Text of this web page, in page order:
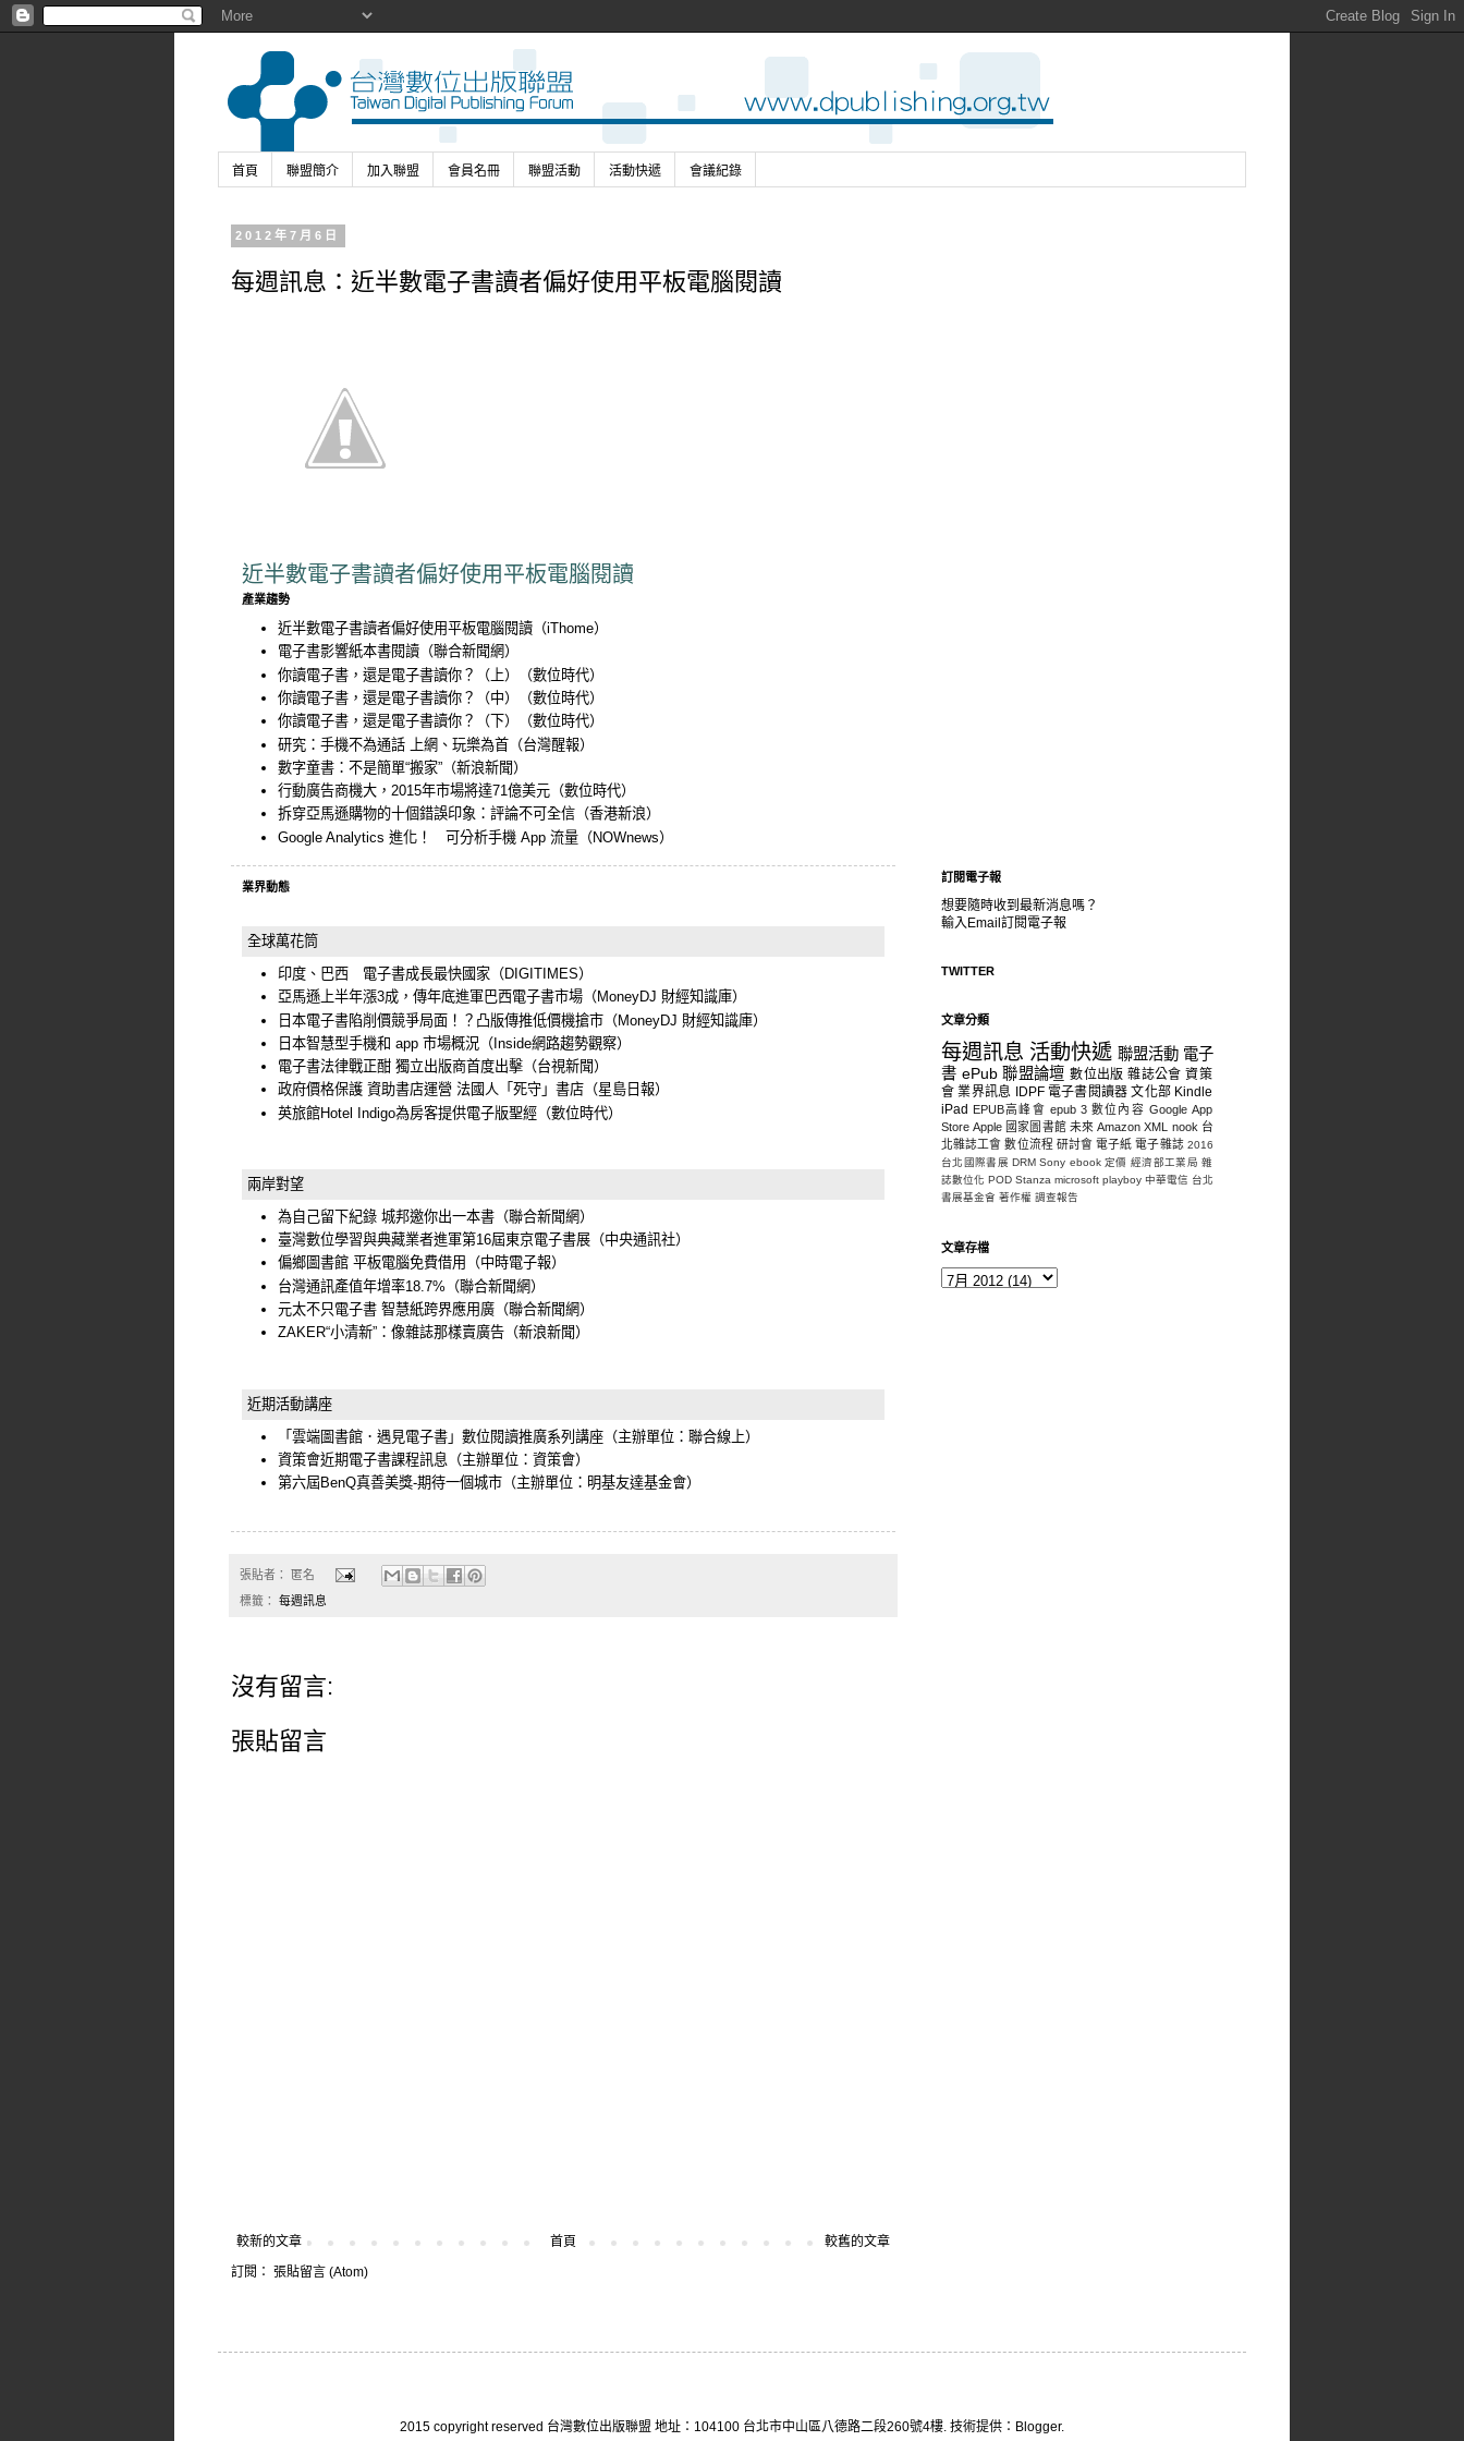
首頁 聯盟簡介 加入聯盟 會員名冊 聯盟活動 活動快遞 會議紀錄
2012年7月6日
每週訊息：近半數電子書讀者偏好使用平板電腦閱讀
近半數電子書讀者偏好使用平板電腦閱讀
產業趨勢
近半數電子書讀者偏好使用平板電腦閱讀 （iThome）
電子書影響紙本書閱讀 （聯合新聞網）
你讀電子書，還是電子書讀你？（上）
（數位時代）
你讀電子書，還是電子書讀你？（中）
（數位時代）
你讀電子書，還是電子書讀你？（下）
（數位時代）
研究：手機不為通話 上網、玩樂為首 （台灣醒報）
數字童書：不是簡單“搬家” （新浪新聞）
行動廣告商機大，2015年市場將達71億美元 （數位時代）
拆穿亞馬遜購物的十個錯誤印象：評論不可全信 （香港新浪）
Google Analytics 進化！ 可分析手機 App 流量 （NOWnews）
業界動態
全球萬花筒
印度、巴西 電子書成長最快國家 （DIGITIMES）
亞馬遜上半年漲3成，傳年底進軍巴西電子書市場 （MoneyDJ 財經知識庫）
日本電子書陷削價競爭局面！？凸版傳推低價機搶市 （MoneyDJ 財經知識庫）
日本智慧型手機和 app 市場概況 （Inside網路趨勢觀察）
電子書法律戰正酣 獨立出版商首度出擊 （台視新聞）
政府價格保護 資助書店運營 法國人「死守」書店 （星島日報）
英旅館Hotel Indigo為房客提供電子版聖經 （數位時代）
兩岸對望
為自己留下紀錄 城邦邀你出一本書 （聯合新聞網）
臺灣數位學習與典藏業者進軍第16屆東京電子書展 （中央通訊社）
偏鄉圖書館 平板電腦免費借用
（中時電子報）
台灣通訊產值年增率18.7% （聯合新聞網）
元太不只電子書 智慧紙跨界應用廣 （聯合新聞網）
ZAKER“小清新”：像雜誌那樣賣廣告 （新浪新聞）
近期活動講座
「雲端圖書館．遇見電子書」數位閱讀推廣系列講座 （主辦單位：聯合線上）
資策會近期電子書課程訊息 （主辦單位：資策會）
第六屆BenQ真善美獎-期待一個城市 （主辦單位：明基友達基金會）
張貼者： 匿名
標籤： 每週訊息
沒有留言:
張貼留言
較新的文章 較舊的文章
首頁
訂閱： 張貼留言 (Atom)
訂閱電子報
想要隨時收到最新消息嗎？
輸入Email訂閱電子報
TWITTER
文章分類
每週訊息 活動快遞 聯盟活動 電子
書 ePub 聯盟論壇 數位出版 雜誌公會 資策
會 業界訊息 IDPF 電子書閱讀器 文化部 Kindle
iPad
EPUB高峰會 epub 3 數位內容 Google App
Store Apple 國家圖書館 未來 Amazon XML nook 台
北雜誌工會 數位流程 研討會 電子紙 電子雜誌 2016
台北國際書展 DRM Sony ebook 定價 經濟部工業局 雜
誌數位化 POD Stanza microsoft playboy 中華電信 台北
書展基金會 著作權 調查報告
文章存檔
2015 copyright reserved 台灣數位出版聯盟 地址：104100 台北市中山區八德路二段260號4樓. 技術提供： Blogger.